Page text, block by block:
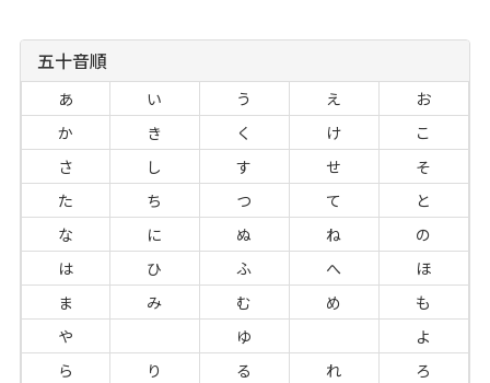
五十音順
あ い う え
お
か
き く け
こ
さ
し す せ
そ
た
ち つ て
と
な
に ぬ ね
の
は
ひ ふ へ
ほ
ま
み む め
も
や
ゆ
よ
ら
り る れ
ろ